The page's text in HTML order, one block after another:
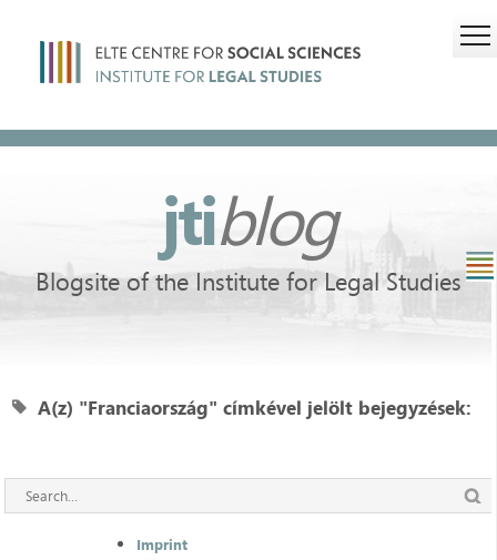
jtiblog
Blogsite of the Institute for Legal Studies
A(z) "Franciaország" címkével jelölt bejegyzések:
Imprint